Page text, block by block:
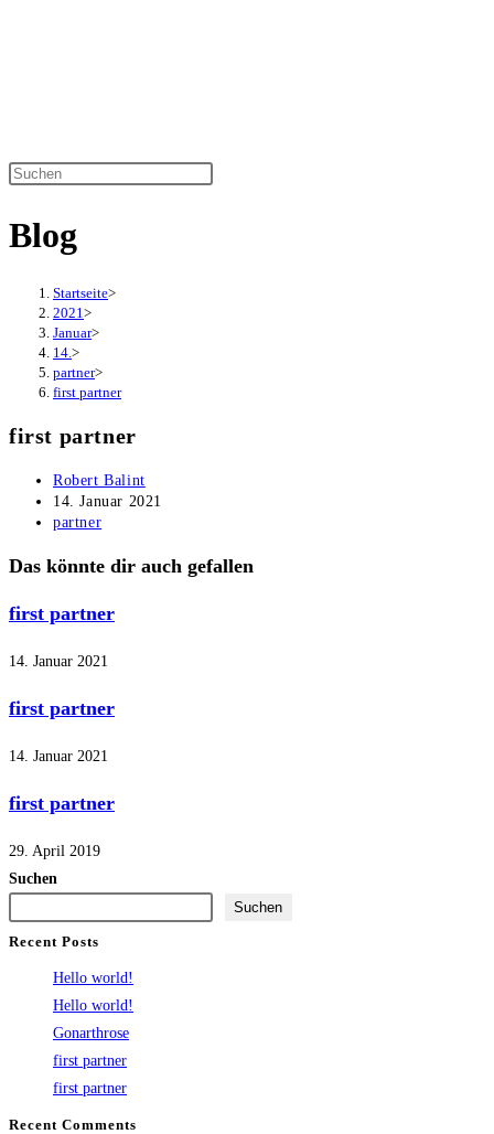
Diese
durchsuchen
Blog
Startseite>
2021 >
Januar>
14. >
partner>
first partner
first partner
Beitrags-
Autor:
Robert Balint
Beitrag
veröffentlicht:
14. Januar 2021
Beitrags-
partner
Das könnte dir auch gefallen
first partner
14. Januar 2021
first partner
14. Januar 2021
first partner
29. April 2019
Suchen
Suchen
Recent Posts
Hello world!
Hello world!
Gonarthrose
first partner
first partner
Recent Comments